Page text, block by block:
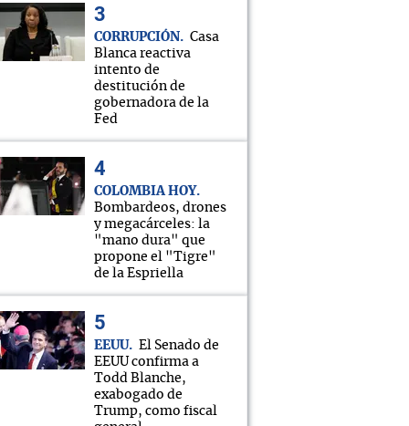
CORRUPCIÓN
Casa
Blanca reactiva
intento de
destitución de
gobernadora de la
Fed
COLOMBIA HOY
Bombardeos, drones
y megacárceles: la
"mano dura" que
propone el "Tigre"
de la Espriella
EEUU
El Senado de
EEUU confirma a
Todd Blanche,
exabogado de
Trump, como fiscal